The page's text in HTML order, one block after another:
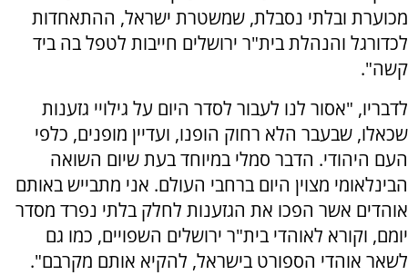
מכוערת ובלתי נסבלת, שמשטרת ישראל, ההתאחדות
לכדורגל והנהלת בית"ר ירושלים חייבות לטפל בה ביד
קשה".
לדבריו, "אסור לנו לעבור לסדר היום על גילויי גזענות
שכאלו, שבעבר הלא רחוק הופנו, ועדיין מופנים, כלפי
העם היהודי. הדבר סמלי במיוחד בעת שיום השואה
הבינלאומי מצוין היום ברחבי העולם. אני מתבייש באותם
אוהדים אשר הפכו את הגזענות לחלק בלתי נפרד מסדר
יומם, וקורא לאוהדי בית"ר ירושלים השפויים, כמו גם
לשאר אוהדי הספורט בישראל, להקיא אותם מקרבם".